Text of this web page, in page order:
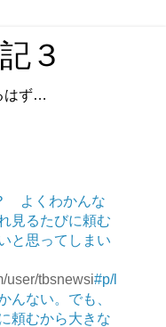
３
はず…
よくわかんな
見るたびに頼む
と思ってしまい
user/tbsnewsi#p/l
ない。でも、
頼むから大きな